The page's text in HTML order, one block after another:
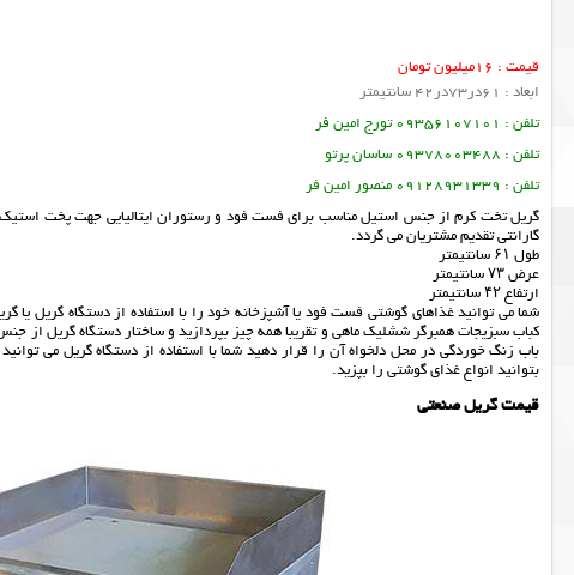
قیمت : 16میلیون تومان
ابعاد : 61در73در42 سانتیمتر
تلفن : 09356107101 تورج امین فر
تلفن : 09378003488 ساسان پرتو
تلفن : 09128931339 منصور امین فر
گریل تخت کرم از جنس استیل مناسب برای فست فود و رستوران ایتالیایی جهت پخت
گارانتی تقدیم مشتریان می گردد.
طول ۶۱ سانتیمتر
عرض ۷۳ سانتیمتر
ارتفاع ۴۲ سانتیمتر
شما می توانید غذاهای گوشتی فست فود یا آشپزخانه خود را با استفاده از دستگاه گریل
کباب سبزیجات همبرگر ششلیک ماهی و تقریبا همه چیز بپردازید و ساختار دستگاه گریل
باب زنگ خوردگی در محل دلخواه آن را قرار دهید شما با استفاده از دستگاه گریل می
بتوانید انواع غذای گوشتی را بپزید.
قیمت گریل صنعتی